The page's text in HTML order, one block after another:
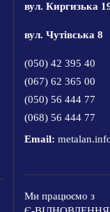
вул. Киргизька
вул. Чутівська 8
(050) 42 395 40
(067) 62 365 00
(050) 56 444 77
(068) 56 444 77
Email:
Ми працюємо з